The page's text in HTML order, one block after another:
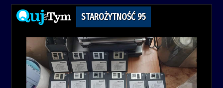
STAROŻYTNOŚĆ 95